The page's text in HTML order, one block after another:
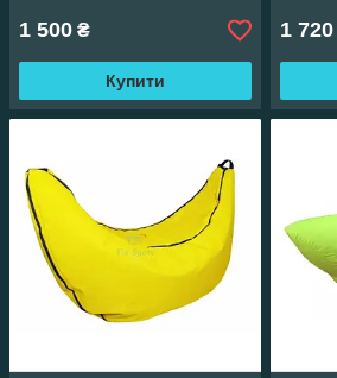
1 500 ₴
Купити
1 720